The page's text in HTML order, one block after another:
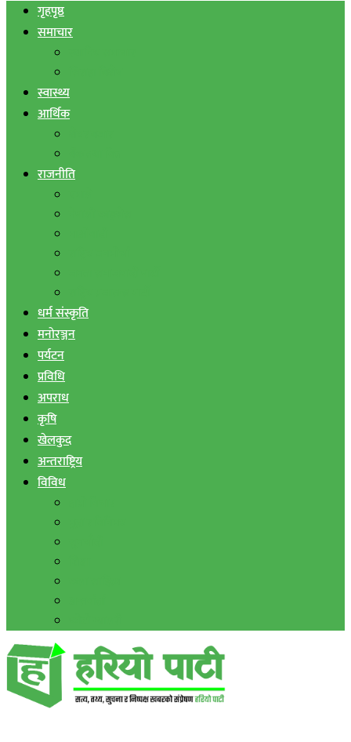
गृहपृष्ठ
समाचार
स्वास्थ्य
आर्थिक
राजनीति
धर्म संस्कृति
मनोरञ्जन
पर्यटन
प्रविधि
अपराध
कृषि
खेलकुद
अन्तराष्ट्रिय
विविध